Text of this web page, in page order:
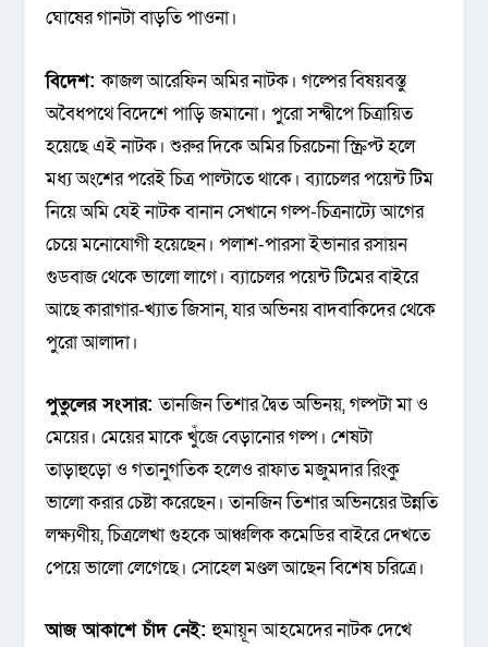
ঘোষের গানটা বাড়তি পাওনা।
বিদেশ:কাজল আরেফিন অমির নাটক। গল্পের বিষয়বস্তু
অবৈধপথে বিদেশে পাড়ি জমানো। পুরো সন্দ্বীপে চিত্রায়িত
হয়েছে এই নাটক। শুরুর দিকে অমির চিরচেনা স্ক্রিপ্ট হলে
মধ্য অংশের পরেই চিত্র পাল্টাতে থাকে। ব্যাচেলর পয়েন্ট টিম
নিয়ে অমি যেই নাটক বানান সেখানে গল্প-চিত্রনাট্যে আগের
চেয়ে মনোযোগী হয়েছেন। পলাশ-পারসা ইভানার রসায়ন
গুডবাজ থেকে ভালো লাগে। ব্যাচেলর পয়েন্ট টিমের বাইরে
আছে কারাগার-খ্যাত জিসান, যার অভিনয় বাদবাকিদের থেকে
পুরো আলাদা।
পুতুলের সংসার:তানজিন তিশার দ্বৈত অভিনয়, গল্পটা মা ও
মেয়ের। মেয়ের মাকে খুঁজে বেড়ানোর গল্প। শেষটা
তাড়াহুড়ো ও গতানুগতিক হলেও রাফাত মজুমদার রিংকু
ভালো করার চেষ্টা করেছেন। তানজিন তিশার অভিনয়ের উন্নতি
লক্ষ্যণীয়, চিত্রলেখা গুহকে আঞ্চলিক কমেডির বাইরে দেখতে
পেয়ে ভালো লেগেছে। সোহেল মণ্ডল আছেন বিশেষ চরিত্রে।
আজ আকাশে চাঁদ নেই:হুমায়ূন আহমেদের নাটক দেখে